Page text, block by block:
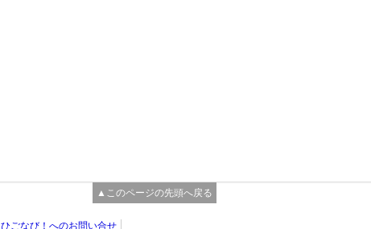
▲このページの先頭へ戻る
ひごなび！へのお問い合せ